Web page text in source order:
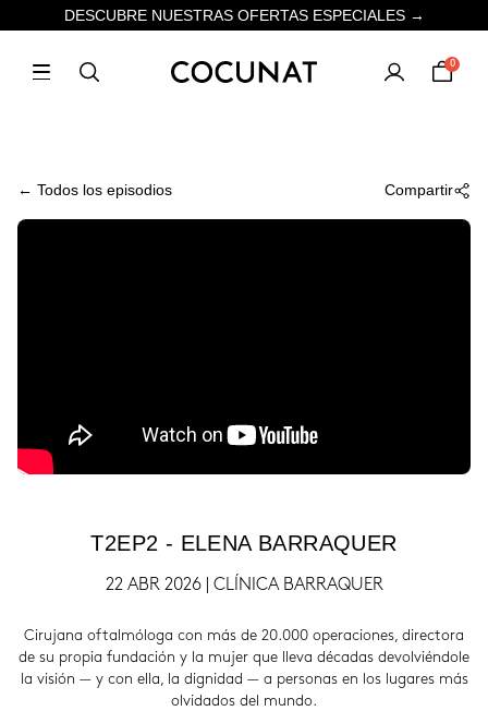
DESCUBRE NUESTRAS OFERTAS ESPECIALES →
0
← Todos los episodios Compartir
T2EP2 - ELENA BARRAQUER
22 ABR 2026 | CLÍNICA BARRAQUER
Cirujana oftalmóloga con más de 20.000 operaciones, directora
de su propia fundación y la mujer que lleva décadas devolviéndole
la visión — y con ella, la dignidad — a personas en los lugares más
olvidados del mundo.